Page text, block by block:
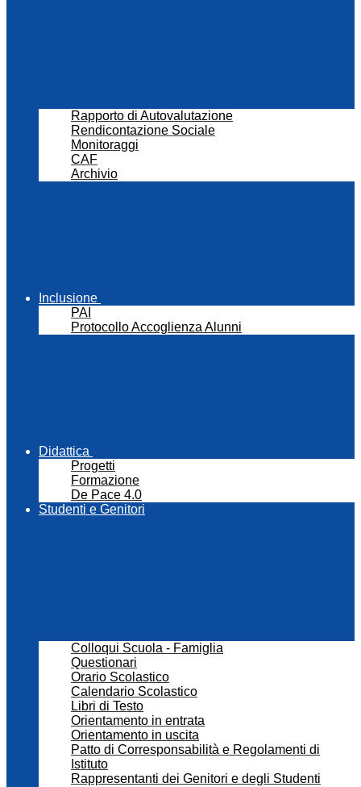
Rapporto di Autovalutazione
Rendicontazione Sociale
Monitoraggi
CAF
Archivio
Inclusione
PAI
Protocollo Accoglienza Alunni
Didattica
Progetti
Formazione
De Pace 4.0
Studenti e Genitori
Colloqui Scuola - Famiglia
Questionari
Orario Scolastico
Calendario Scolastico
Libri di Testo
Orientamento in entrata
Orientamento in uscita
Patto di Corresponsabilità e Regolamenti di
Istituto
Rappresentanti dei Genitori e degli Studenti